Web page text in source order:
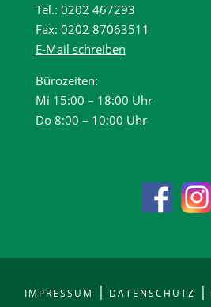
Tel.: 0202 467293
Fax: 0202 87063511
E-Mail schreiben
Bürozeiten:
Mi 15:00 – 18:00 Uhr
Do 8:00 – 10:00 Uhr
IMPRESSUM | DATENSCHUTZ |